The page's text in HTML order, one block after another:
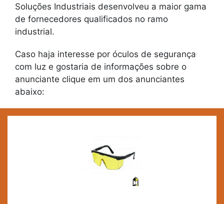
Soluções Industriais desenvolveu a maior gama
de fornecedores qualificados no ramo
industrial.
Caso haja interesse por óculos de segurança
com luz e gostaria de informações sobre o
anunciante clique em um dos anunciantes
abaixo: